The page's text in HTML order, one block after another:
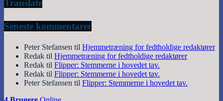
Translate
Seneste kommentarer
Peter Stefansen til Hjemmetræning for fedtholdige redaktører
Redak til Hjemmetræning for fedtholdige redaktører
Redak til Flipper: Stemmerne i hovedet tav.
Redak til Flipper: Stemmerne i hovedet tav.
Peter Stefansen til Flipper: Stemmerne i hovedet tav.